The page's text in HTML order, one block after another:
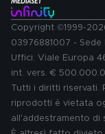
Copyright ©1999-
03976881007 - Sede
Uffici: Viale Europa
int. vers. €
Tutti i diritti riservati.
riprodotti è vietata
all'addestramento di